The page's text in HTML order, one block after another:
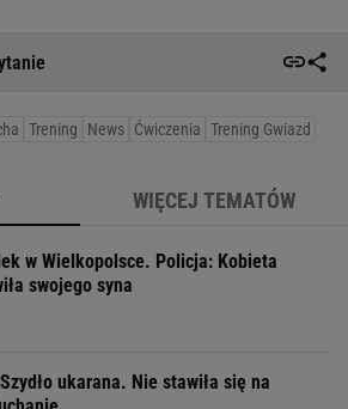
Trening News Ćwiczenia Trening Gwiazd
WIĘCEJ TEMATÓW
w Wielkopolsce. Policja: Kobieta
swojego syna
ukarana. Nie stawiła się na